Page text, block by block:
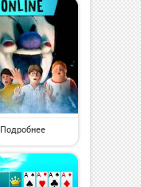
Подробнее